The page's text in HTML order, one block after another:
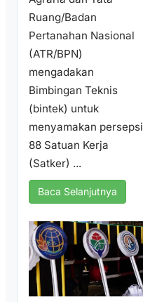
Ruang/Badan
Pertanahan Nasional
(ATR/BPN)
mengadakan
Bimbingan Teknis
(bintek) untuk
menyamakan persepsi
88 Satuan Kerja
(Satker) ...
Baca Selanjutnya